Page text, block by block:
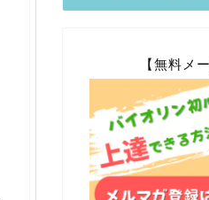
【無料メ